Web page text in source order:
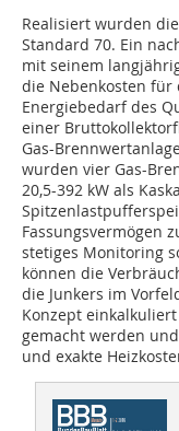
Realisiert wurden
Standard 70. Ein
mit seinem
die Nebenkosten für
Energiebedarf des
einer
Gas-
wurden vier Gas-
20,5-392 kW als
Fassungsvermögen
stetiges Monitoring
können die
die Junkers im
Konzept
gemacht werden
und exakte